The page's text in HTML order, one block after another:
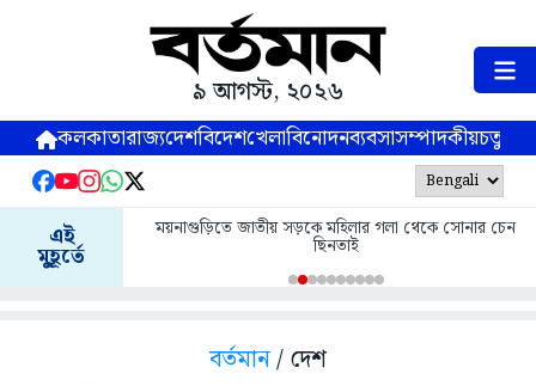
৯ আগস্ট, ২০২৬
কলকাতারাজ্যদেশবিদেশখেলাবিনোদনব্যবসাসম্পাদকীয়
এই
মুহূর্তে
ময়নাগুড়িতে জাতীয় সড়কে মহিলার গলা থেকে সোনার চেন
ছিনতাই
বর্তমান/ দেশ